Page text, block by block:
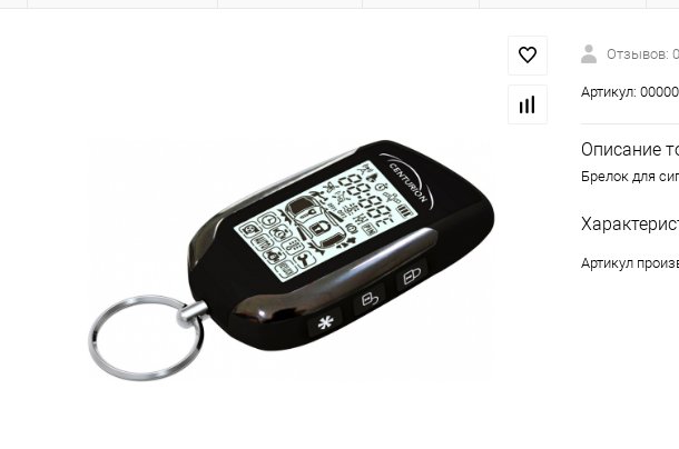
Отзывов: 0
Артикул:
Описание
Брелок для
Артикул